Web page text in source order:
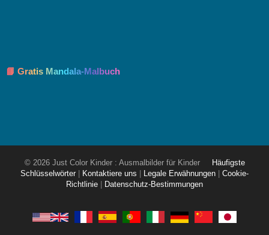
📘 Gratis Mandala-Malbuch
© 2026 Just Color Kinder : Ausmalbilder für Kinder
Häufigste
Schlüsselwörter
Kontaktiere uns Legale Erwähnungen
Cookie-
Richtlinie
Datenschutz-Bestimmungen